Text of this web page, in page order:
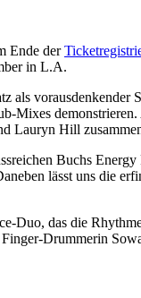
Ende der
in L.A.
als
Mixes
Lauryn Hill
Buchs
lässt uns die
Duo, das die
Drummerin